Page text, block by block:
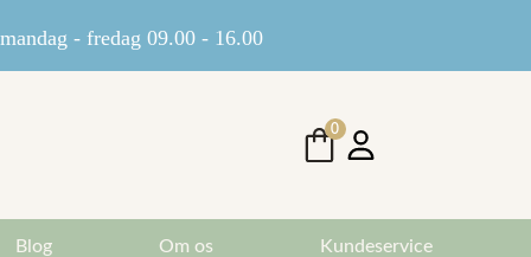
- fredag 09.00 - 16.00
0
Blog Om os Kundeservice